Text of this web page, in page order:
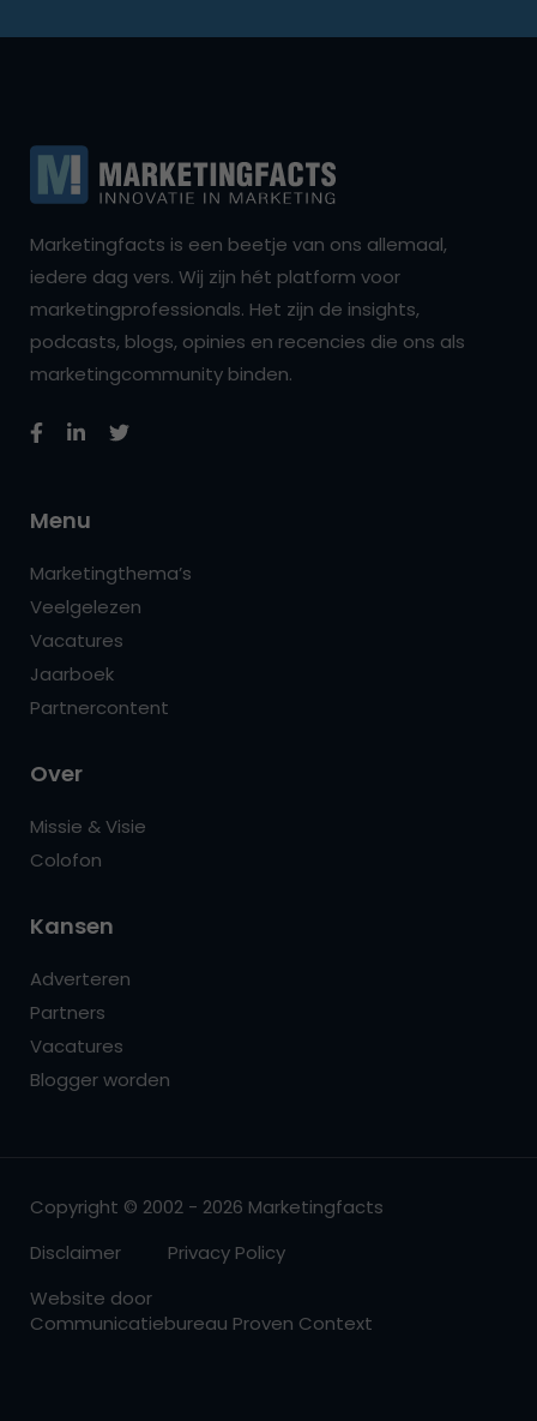
Marketingfacts is een beetje van ons allemaal,
iedere dag vers. Wij zijn hét platform voor
marketingprofessionals. Het zijn de insights,
podcasts, blogs, opinies en recencies die ons als
marketingcommunity binden.
Menu
Marketingthema’s
Veelgelezen
Vacatures
Jaarboek
Partnercontent
Over
Missie & Visie
Colofon
Kansen
Adverteren
Partners
Vacatures
Blogger worden
Copyright © 2002 - 2026 Marketingfacts
Disclaimer
Privacy Policy
Website door
Communicatiebureau Proven Context